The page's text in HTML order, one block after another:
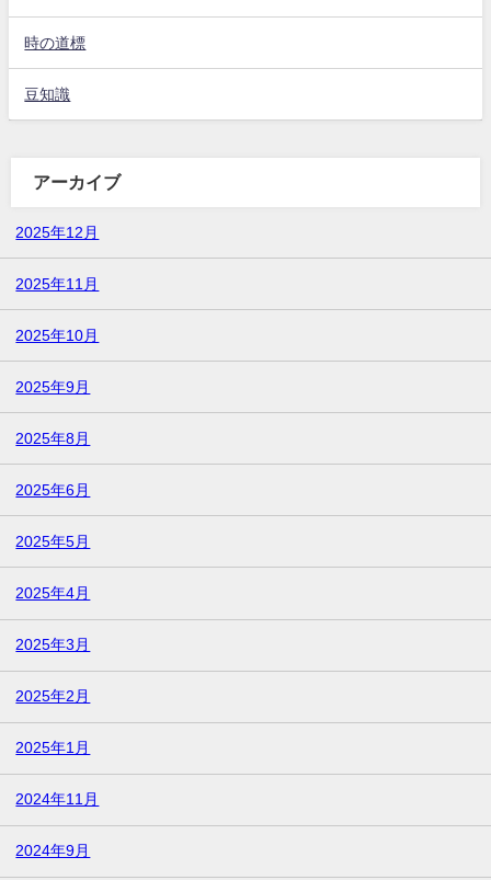
時の道標
豆知識
アーカイブ
2025年12月
2025年11月
2025年10月
2025年9月
2025年8月
2025年6月
2025年5月
2025年4月
2025年3月
2025年2月
2025年1月
2024年11月
2024年9月